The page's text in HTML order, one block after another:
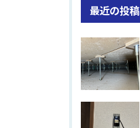
最近の投稿